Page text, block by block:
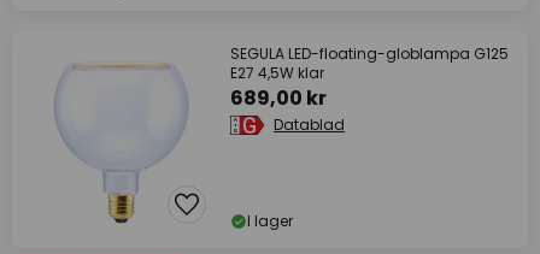
SEGULA LED-floating-globlampa G125
E27 4,5W klar
689,00 kr
Datablad
I lager